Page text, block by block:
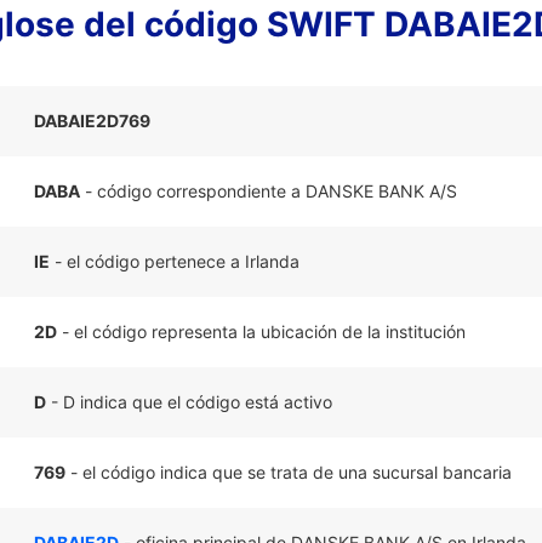
del código SWIFT
DABAIE2D769
DABA - código correspondiente a DANSKE BANK A/S
IE - el código pertenece a Irlanda
2D - el código representa la ubicación de la institución
D - D indica que el código está activo
769 - el código indica que se trata de una sucursal bancaria